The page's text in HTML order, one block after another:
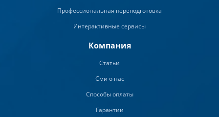
Профессиональная переподготовка
Интерактивные сервисы
Компания
Статьи
Сми о нас
Способы оплаты
Гарантии